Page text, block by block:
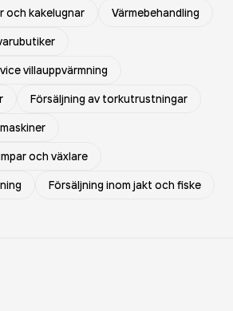
och kakelugnar
Värmebehandling
villauppvärmning
Försäljning av torkutrustningar
och växlare
Försäljning inom jakt och fiske